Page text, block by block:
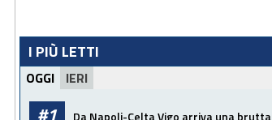
I PIÙ LETTI
OGGI IERI
#1
Da Napoli-Celta Vigo arriva una brutta